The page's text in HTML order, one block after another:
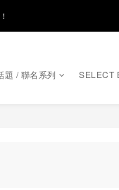
題 / 聯名系列 SELECT